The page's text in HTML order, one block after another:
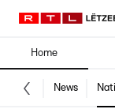
Home
News